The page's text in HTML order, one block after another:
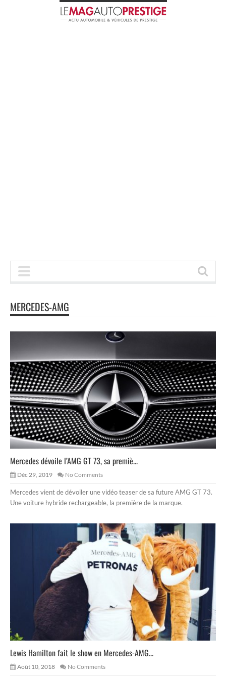
MERCEDES-AMG
Mercedes dévoile l’AMG GT 73, sa premiè...
Déc 29, 2019 No Comments
Mercedes vient de dévoiler une vidéo teaser de sa future AMG GT 73.
Une voiture hybride rechargeable, la première de la marque.
Lewis Hamilton fait le show en Mercedes-AMG...
Août 10, 2018 No Comments